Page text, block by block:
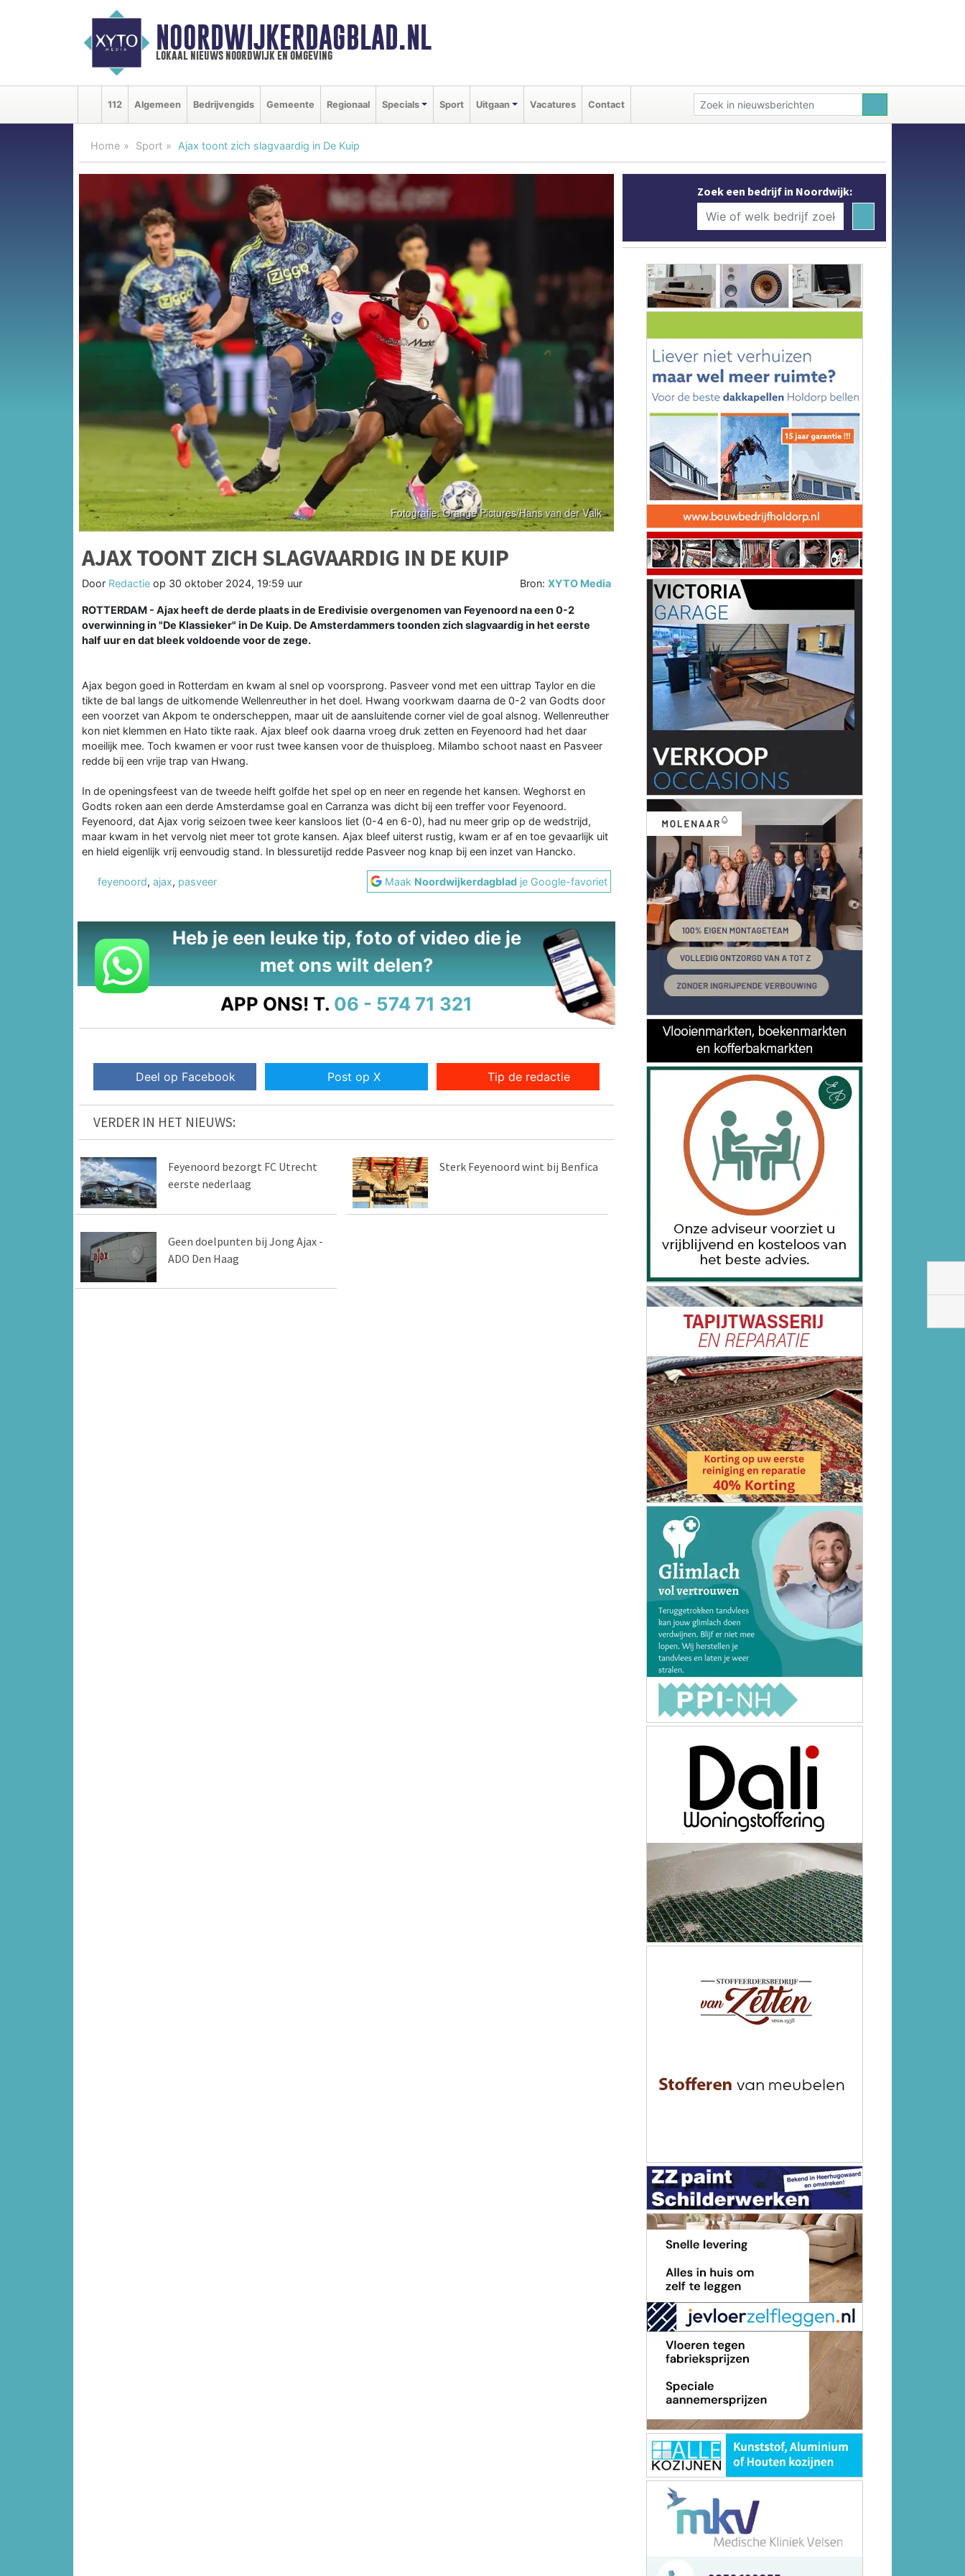
NOORDWIJKERDAGBLAD.NL
lokaal nieuws noordwijk en omgeving
112 Algemeen Bedrijvengids Gemeente Regionaal Specials Sport Uitgaan Vacatures Contact
Home Sport Ajax toont zich slagvaardig in De Kuip
AJAX TOONT ZICH SLAGVAARDIG IN DE KUIP
Door Redactie op 30 oktober 2024, 19:59 uur Bron:XYTO Media
ROTTERDAM - Ajax heeft de derde plaats in de Eredivisie overgenomen van Feyenoord na een 0-2
overwinning in "De Klassieker" in De Kuip. De Amsterdammers toonden zich slagvaardig in het eerste
half uur en dat bleek voldoende voor de zege.
Ajax begon goed in Rotterdam en kwam al snel op voorsprong. Pasveer vond met een uittrap Taylor en die
tikte de bal langs de uitkomende Wellenreuther in het doel. Hwang voorkwam daarna de 0-2 van Godts door
een voorzet van Akpom te onderscheppen, maar uit de aansluitende corner viel de goal alsnog. Wellenreuther
kon niet klemmen en Hato tikte raak. Ajax bleef ook daarna vroeg druk zetten en Feyenoord had het daar
moeilijk mee. Toch kwamen er voor rust twee kansen voor de thuisploeg. Milambo schoot naast en Pasveer
redde bij een vrije trap van Hwang.
In de openingsfeest van de tweede helft golfde het spel op en neer en regende het kansen. Weghorst en
Godts roken aan een derde Amsterdamse goal en Carranza was dicht bij een treffer voor Feyenoord.
Feyenoord, dat Ajax vorig seizoen twee keer kansloos liet (0-4 en 6-0), had nu meer grip op de wedstrijd,
maar kwam in het vervolg niet meer tot grote kansen. Ajax bleef uiterst rustig, kwam er af en toe gevaarlijk uit
en hield eigenlijk vrij eenvoudig stand. In blessuretijd redde Pasveer nog knap bij een inzet van Hancko.
feyenoord, ajax, pasveer Maak Noordwijkerdagblad je Google-favoriet
Heb je een leuke tip, foto of video die je
met ons wilt delen?
APP ONS! T. 06 - 574 71 321
Deel op Facebook Post op X Tip de redactie
VERDER IN HET NIEUWS:
Feyenoord bezorgt FC Utrecht
eerste nederlaag
Sterk Feyenoord wint bij Benfica
Geen doelpunten bij Jong Ajax -
ADO Den Haag
Zoek een bedrijf in Noordwijk: